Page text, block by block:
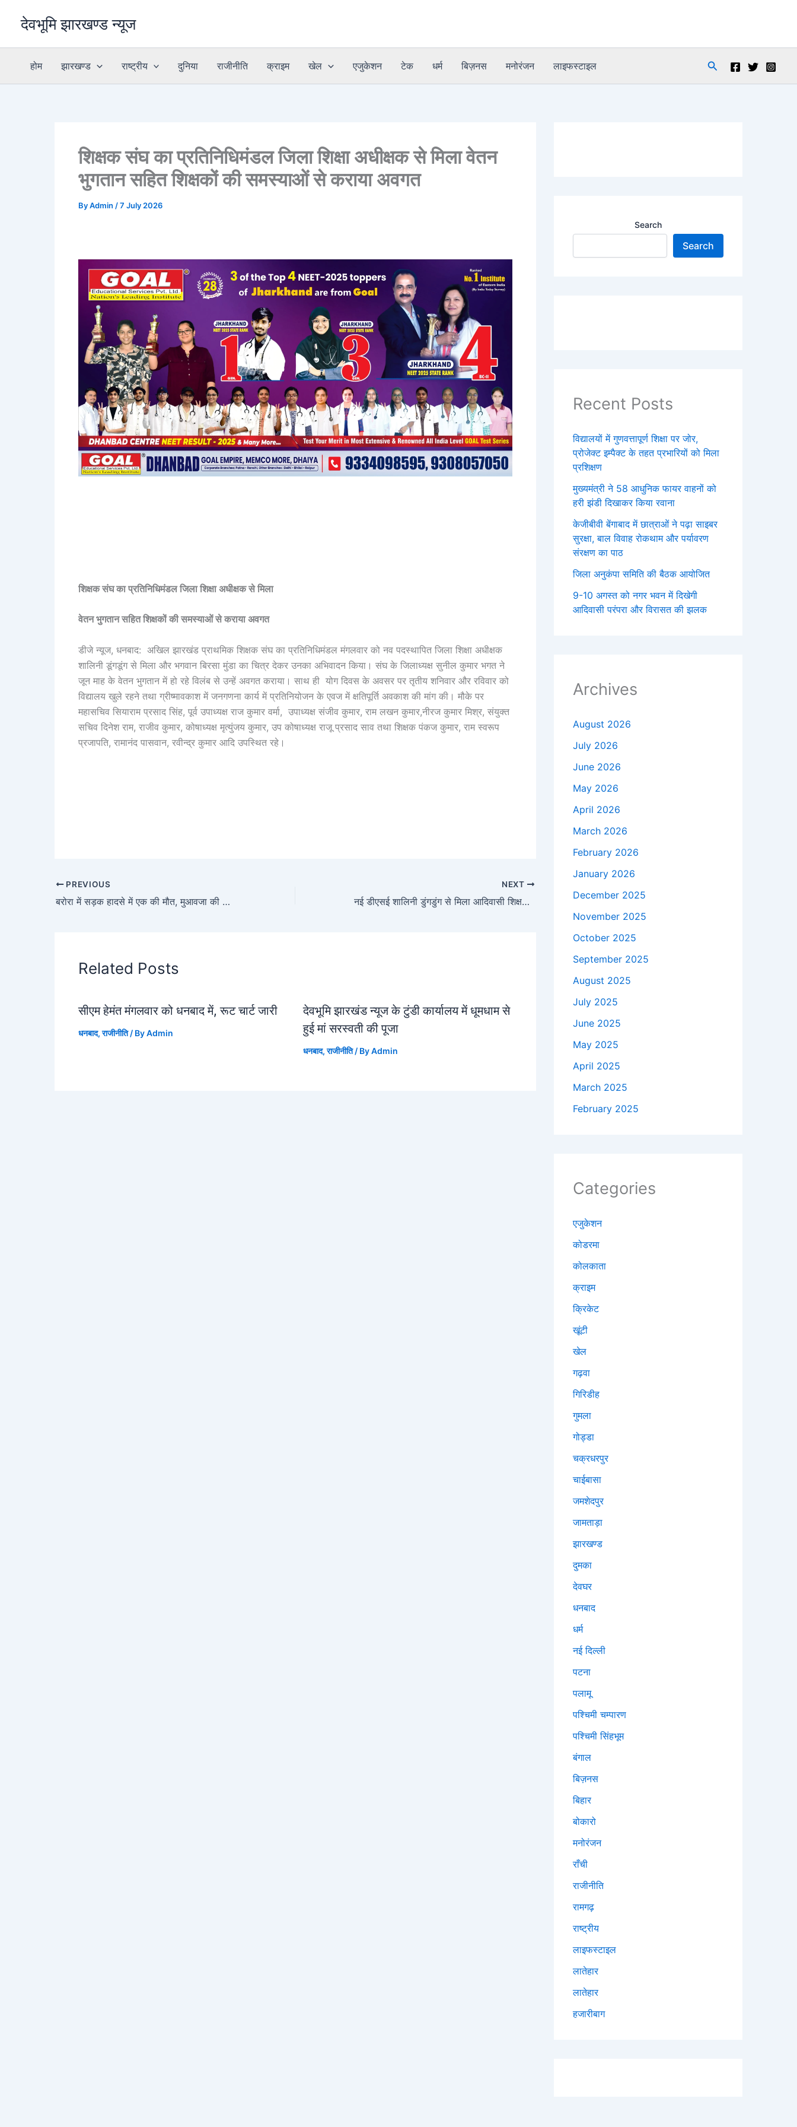
देवभूमि झारखण्ड न्यूज
होम झारखण्ड राष्ट्रीय दुनिया राजीनीति क्राइम खेल एजुकेशन टेक धर्म बिज़नस मनोरंजन लाइफस्टाइल Search
शिक्षक संघ का प्रतिनिधिमंडल जिला शिक्षा अधीक्षक से मिला वेतन
भुगतान सहित शिक्षकों की समस्याओं से कराया अवगत
ByAdmin /7 July 2026
शिक्षक संघ का प्रतिनिधिमंडल जिला शिक्षा अधीक्षक से मिला
वेतन भुगतान सहित शिक्षकों की समस्याओं से कराया अवगत
डीजे न्यूज, धनबाद: अखिल झारखंड प्राथमिक शिक्षक संघ का प्रतिनिधिमंडल मंगलवार को नव पदस्थापित जिला शिक्षा अधीक्षक
शालिनी डूंगडूंग से मिला और भगवान बिरसा मुंडा का चित्र देकर उनका अभिवादन किया। संघ के जिलाध्यक्ष सुनील कुमार भगत ने
जून माह के वेतन भुगतान में हो रहे विलंब से उन्हें अवगत कराया। साथ ही योग दिवस के अवसर पर तृतीय शनिवार और रविवार को
विद्यालय खुले रहने तथा ग्रीष्मावकाश में जनगणना कार्य में प्रतिनियोजन के एवज में क्षतिपूर्ति अवकाश की मांग की। मौके पर
महासचिव सियाराम प्रसाद सिंह, पूर्व उपाध्यक्ष राज कुमार वर्मा, उपाध्यक्ष संजीव कुमार, राम लखन कुमार,नीरज कुमार मिश्र, संयुक्त
सचिव दिनेश राम, राजीव कुमार, कोषाध्यक्ष मृत्युंजय कुमार, उप कोषाध्यक्ष राजू प्रसाद साव तथा शिक्षक पंकज कुमार, राम स्वरूप
प्रजापति, रामानंद पासवान, रवीन्द्र कुमार आदि उपस्थित रहे।
PREVIOUS
बरोरा में सड़क हादसे में एक की मौत, मुआवजा की मांग को किया सड़क जाम
NEXT
नई डीएसई शालिनी डुंगडुंग से मिला आदिवासी शिक्षक संघ का प्रतिनिधिमंडल
Related Posts
सीएम हेमंत मंगलवार को धनबाद में, रूट चार्ट जारी
धनबाद,राजीनीति/ ByAdmin
देवभूमि झारखंड न्यूज के टुंडी कार्यालय में धूमधाम से
हुई मां सरस्वती की पूजा
धनबाद,राजीनीति/ ByAdmin
Search
Search
Recent Posts
विद्यालयों में गुणवत्तापूर्ण शिक्षा पर जोर,
प्रोजेक्ट इम्पैक्ट के तहत प्रभारियों को मिला
प्रशिक्षण
मुख्यमंत्री ने 58 आधुनिक फायर वाहनों को
हरी झंडी दिखाकर किया रवाना
केजीबीवी बेंगाबाद में छात्राओं ने पढ़ा साइबर
सुरक्षा, बाल विवाह रोकथाम और पर्यावरण
संरक्षण का पाठ
जिला अनुकंपा समिति की बैठक आयोजित
9-10 अगस्त को नगर भवन में दिखेगी
आदिवासी परंपरा और विरासत की झलक
Archives
August 2026
July 2026
June 2026
May 2026
April 2026
March 2026
February 2026
January 2026
December 2025
November 2025
October 2025
September 2025
August 2025
July 2025
June 2025
May 2025
April 2025
March 2025
February 2025
Categories
एजुकेशन
कोडरमा
कोलकाता
क्राइम
क्रिकेट
खूंटी
खेल
गढ़वा
गिरिडीह
गुमला
गोड्डा
चक्रधरपुर
चाईबासा
जमशेदपुर
जामताड़ा
झारखण्ड
दुमका
देवघर
धनबाद
धर्म
नई दिल्ली
पटना
पलामू
पश्चिमी चम्पारण
पश्चिमी सिंहभूम
बंगाल
बिज़नस
बिहार
बोकारो
मनोरंजन
राँची
राजीनीति
रामगढ़
राष्ट्रीय
लाइफस्टाइल
लातेहार
लातेहार
हजारीबाग